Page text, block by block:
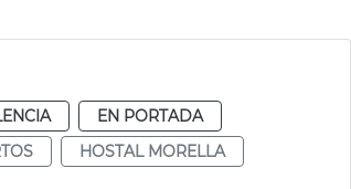
EN PORTADA
HOSTAL MORELLA